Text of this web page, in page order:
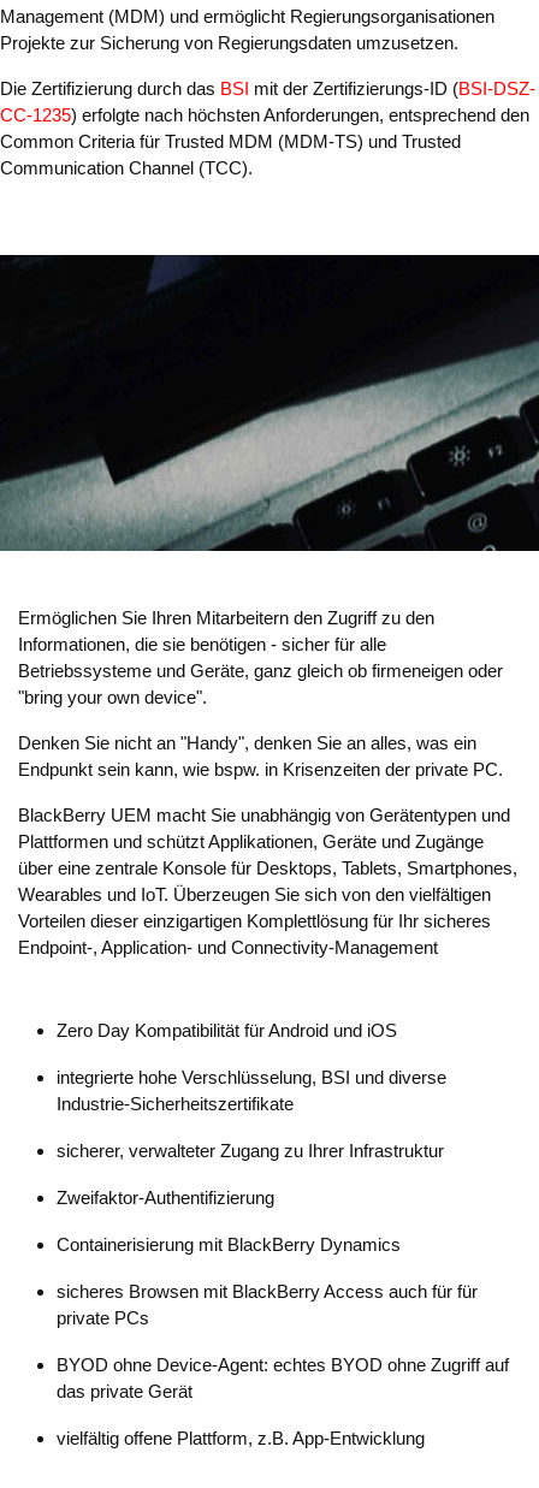
Management (MDM) und ermöglicht Regierungsorganisationen
Projekte zur Sicherung von Regierungsdaten umzusetzen.
Die Zertifizierung durch das BSI mit der Zertifizierungs-ID (BSI-DSZ-
CC-1235) erfolgte nach höchsten Anforderungen, entsprechend den
Common Criteria für Trusted MDM (MDM-TS) und Trusted
Communication Channel (TCC).
Ermöglichen Sie Ihren Mitarbeitern den Zugriff zu den
Informationen, die sie benötigen - sicher für alle
Betriebssysteme und Geräte, ganz gleich ob firmeneigen oder
"bring your own device".
Denken Sie nicht an "Handy", denken Sie an alles, was ein
Endpunkt sein kann, wie bspw. in Krisenzeiten der private PC.
BlackBerry UEM macht Sie unabhängig von Gerätentypen und
Plattformen und schützt Applikationen, Geräte und Zugänge
über eine zentrale Konsole für Desktops, Tablets, Smartphones,
Wearables und IoT. Überzeugen Sie sich von den vielfältigen
Vorteilen dieser einzigartigen Komplettlösung für Ihr sicheres
Endpoint-, Application- und Connectivity-Management
Zero Day Kompatibilität für Android und iOS
integrierte hohe Verschlüsselung, BSI und diverse
Industrie-Sicherheitszertifikate
sicherer, verwalteter Zugang zu Ihrer Infrastruktur
Zweifaktor-Authentifizierung
Containerisierung mit BlackBerry Dynamics
sicheres Browsen mit BlackBerry Access auch für für
private PCs
BYOD ohne Device-Agent: echtes BYOD ohne Zugriff auf
das private Gerät
vielfältig offene Plattform, z.B. App-Entwicklung